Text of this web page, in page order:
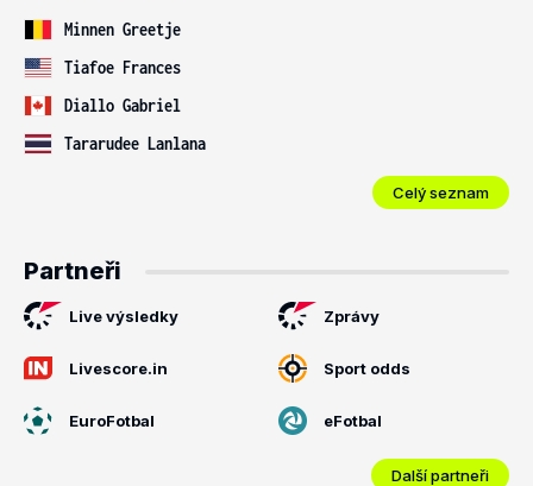
Minnen Greetje
Tiafoe Frances
Diallo Gabriel
Tararudee Lanlana
Celý seznam
Partneři
Live výsledky Zprávy
Livescore.in Sport odds
EuroFotbal eFotbal
Další partneři